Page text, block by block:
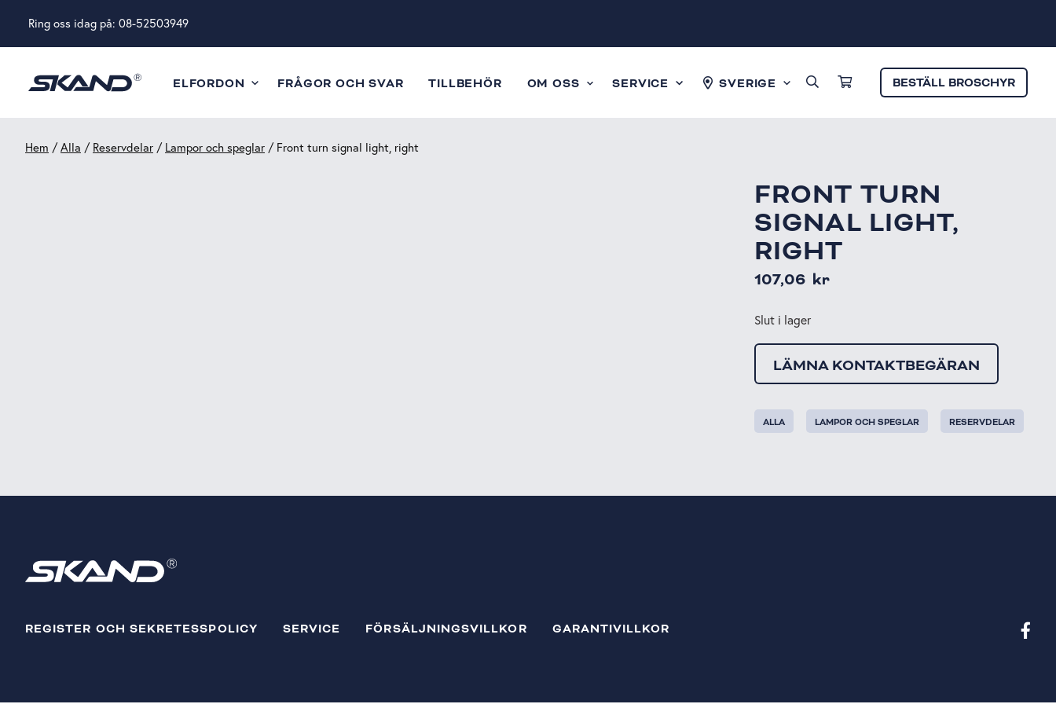
Ring oss idag på: 08-52503949
ELFORDON FRÅGOR OCH SVAR TILLBEHÖR OM OSS SERVICE SVERIGE BESTÄLL BROSCHYR
Hem /Alla / Reservdelar / Lampor och speglar / Front turn signal light, right
FRONT TURN
SIGNAL LIGHT,
RIGHT
107,06 kr
Slut i lager
LÄMNA KONTAKTBEGÄRAN
ALLA LAMPOR OCH SPEGLAR RESERVDELAR
REGISTER OCH SEKRETESSPOLICY SERVICE FÖRSÄLJNINGSVILLKOR GARANTIVILLKOR